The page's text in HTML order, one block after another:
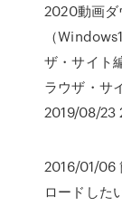
2020動画ダ
（
ザ・サイト
ラウザ・サ
2019/08/23
2016/01/06
ロードした